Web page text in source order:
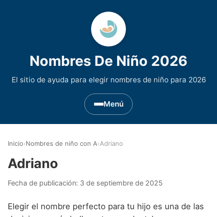
Nombres De Niño 2026
El sitio de ayuda para elegir nombres de niño para 2026
Menú
Nombres de niño que empiezan por D
Nombres de Niño Asturianos
Nombres de Niño Celtas
Inicio›Nombres de niño con A›Adriano
Adriano
Fecha de publicación: 3 de septiembre de 2025
Elegir el nombre perfecto para tu hijo es una de las